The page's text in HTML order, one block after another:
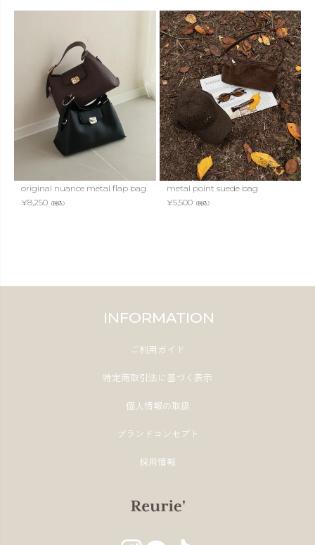
original nuance metal flap bag
¥8,250 （税込）
metal point suede bag
¥5,500（税込）
INFORMATION
ご利用ガイド
特定商取引法に基づく表示
個人情報の取扱
ブランドコンセプト
採用情報